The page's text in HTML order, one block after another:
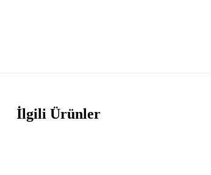
İlgili Ürünler